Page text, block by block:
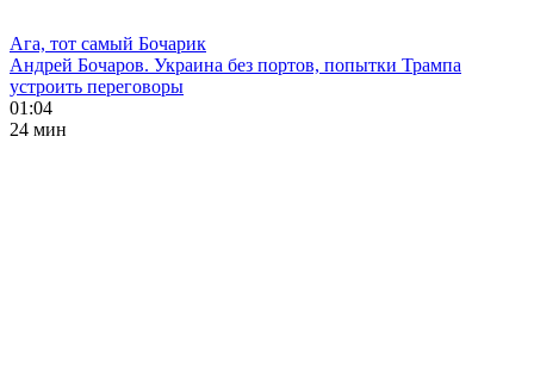
Ага, тот самый Бочарик
Андрей Бочаров. Украина без портов, попытки Трампа
устроить переговоры
01:04
24 мин